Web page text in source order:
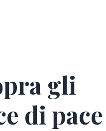
gli
di pace